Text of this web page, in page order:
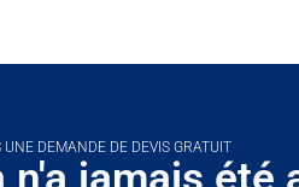
UNE DEMANDE DE DEVIS GRATUIT